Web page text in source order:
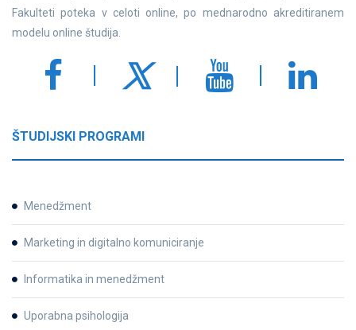
Fakulteti poteka v celoti online, po mednarodno akreditiranem
modelu online študija.
ŠTUDIJSKI PROGRAMI
Menedžment
Marketing in digitalno komuniciranje
Informatika in menedžment
Uporabna psihologija